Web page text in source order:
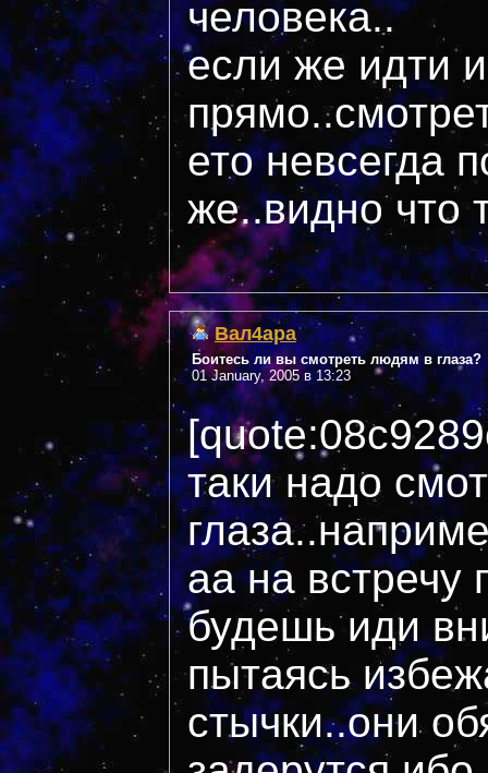
человека..
если же идти
ето невсегда
же..видно что
Вал4ара
Боитесь ли вы смотреть людям в глаза?
01 January, 2005 в 13:23
таки надо
аа на встречу
будешь иди
пытаясь
стычки..они